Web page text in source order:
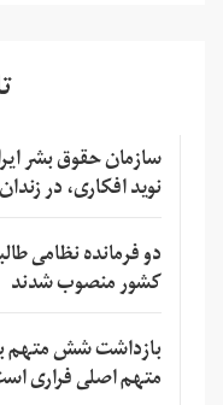
سازمان حقوق بشر
نوید افکاری، در
دو فرمانده نظامی
کشور منصوب شدند
بازداشت شش متهم
متهم اصلی فراری